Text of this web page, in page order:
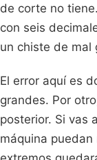
de corte no
con seis
un chiste de mal
El error aquí es
grandes. Por
posterior. Si vas
máquina